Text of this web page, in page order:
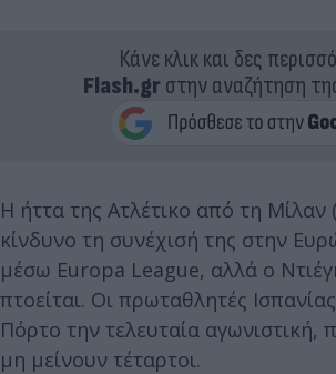
Κάνε κλικ και δες
Flash.grστην αναζήτηση
Η ήττα της Ατλέτικο από τη Μίλαν
κίνδυνο τη συνέχισή της στην
μέσω Europa League, αλλά ο
πτοείται. Οι πρωταθλητές
Πόρτο την τελευταία αγωνιστική,
μη μείνουν τέταρτοι.